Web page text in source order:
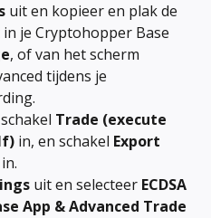
uit en kopieer en plak de
in je Cryptohopper Base
, of van het scherm
tijdens je
Trade (execute
in, en schakel Export
in.
uit en selecteer ECDSA
App & Advanced Trade